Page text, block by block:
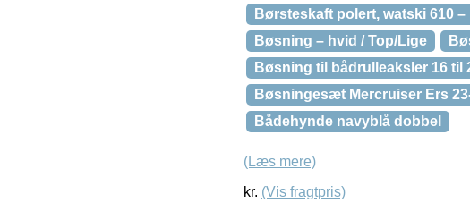
Børsteskaft polert, watski 610 –
Bøsning – hvid / Top/Lige
Bøsning til bådrulleaksler 16 til
Bøsningesæt Mercruiser Ers
Bådehynde navyblå dobbel
(Læs mere)
kr. (Vis fragtpris)